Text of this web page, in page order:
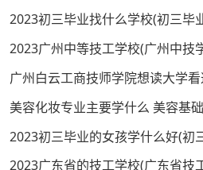
2023初三毕业找什么学校(初三毕
2023广州中等技工学校(广州中技
广州白云工商技师学院想读大学
美容化妆专业主要学什么 美容基
2023广东省的技工学校(广东省技